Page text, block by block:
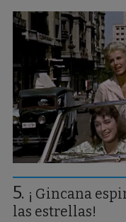
¡ Gincana
las estrellas!